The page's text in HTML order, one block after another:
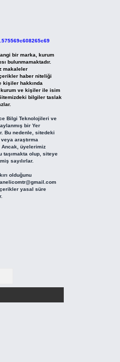
bir marka, kurum
bulunmamaktadır.
makaleler
haber niteliği
kişiler hakkında
kurum ve kişiler ile isim
bilgiler taslak
Bilgi Teknolojileri ve
bir Yer
Bu nedenle, sitedeki
araştırma
Ancak, üyelerimiz
taşımakta olup, siteye
sayılırlar.
olduğunu
yasal süre